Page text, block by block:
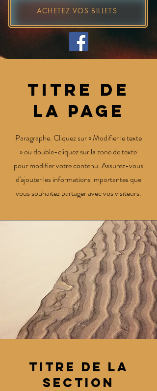
ACHETEZ VOS BILLETS
Titre de
la page
Paragraphe. Cliquez sur « Modifier le texte
» ou double-cliquez sur la zone de texte
pour modifier votre contenu. Assurez-vous
d'ajouter les informations importantes que
vous souhaitez partager avec vos visiteurs.
Titre de la
section